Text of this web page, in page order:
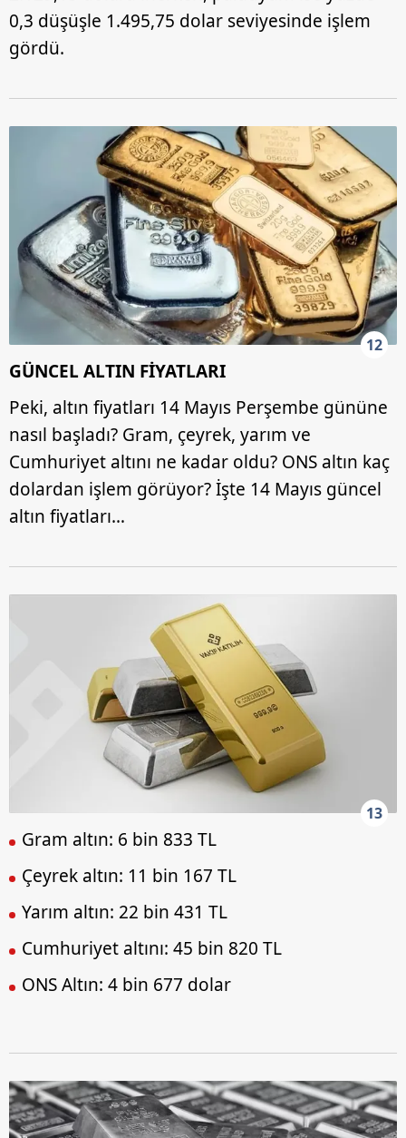
0,3 düşüşle 1.495,75 dolar seviyesinde işlem
gördü.
12
GÜNCEL ALTIN FİYATLARI
Peki, altın fiyatları 14 Mayıs Perşembe gününe
nasıl başladı? Gram, çeyrek, yarım ve
Cumhuriyet altını ne kadar oldu? ONS altın kaç
dolardan işlem görüyor? İşte 14 Mayıs güncel
altın fiyatları…
13
Gram altın: 6 bin 833 TL
Çeyrek altın: 11 bin 167 TL
Yarım altın: 22 bin 431 TL
Cumhuriyet altını: 45 bin 820 TL
ONS Altın: 4 bin 677 dolar